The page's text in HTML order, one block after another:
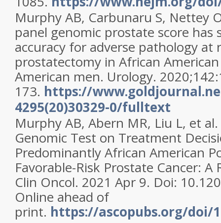
Murphy AB, Carbunaru S, Nettey
panel genomic prostate score has
accuracy for adverse pathology at
prostatectomy in African
American men. Urology.
173. https://
4295(20)30329-0/fulltext
Murphy AB, Abern MR, Liu L, et
Genomic Test on Treatment
Predominantly African American
Favorable-Risk Prostate Cancer: A
Clin Oncol. 2021 Apr 9. Doi:
Online ahead of
print. https://ascopubs.org/doi/